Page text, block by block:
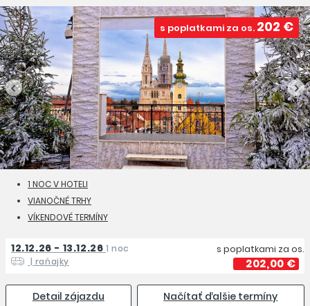
s poplatkami za os. 202 €
1 NOC V HOTELI
VIANOČNÉ TRHY
VÍKENDOVÉ TERMÍNY
12.12.26 - 13.12.26 1 noc
| raňajky
s poplatkami za os.
202,00 €
Detail zájazdu Načítať ďalšie termíny